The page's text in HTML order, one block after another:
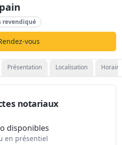
revendiqué
vous
Présentation Localisation
notariaux
disponibles
en présentiel